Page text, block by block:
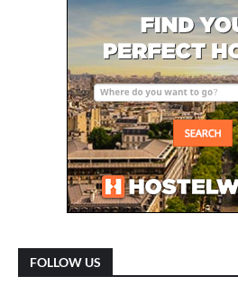
FOLLOW US